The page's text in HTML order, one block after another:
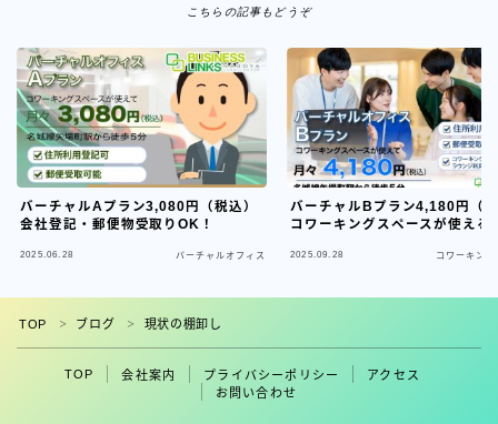
こちらの記事もどうぞ
バーチャルAプラン3,080円（税込）
会社登記・郵便物受取りOK！
2025.06.28 バーチャルオフィス
バーチャルBプラン4,180円（
コワーキングスペースが使える
2025.09.28 コワーキング
TOP ＞ ブログ ＞ 現状の棚卸し
TOP 会社案内 プライバシーポリシー
アクセス
お問い合わせ